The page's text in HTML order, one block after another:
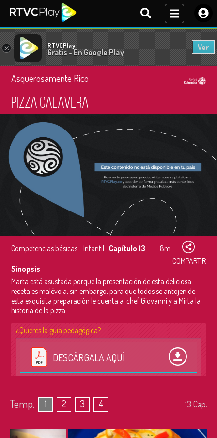
× RTVCPlay
Gratis - En Google Play
Ver
Asquerosamente Rico
Pizza calavera
Competencias básicas - Infantil Capítulo 13
8m
COMPARTIR
Sinopsis
Marta está asustada porque la presentación de esta deliciosa
receta es malévola, sin embargo, para que todos se antojen de
esta exquisita preparación le cuenta al chef Giovanni y a Mirta la
historia de la pizza.
¿Quieres la guía pedagógica?
DESCÁRGALA AQUÍ
Temp. 1 2 3 4 13 Cap.